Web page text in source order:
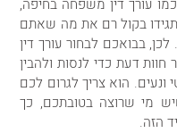
עורך דין משפחה בחיפה,
בקול רם את מה שאתם
בבואכם לבחור עורך דין
דעת כדי לנסות ולהבין
הוא צריך לגרום לכם
מי שרוצה בטובתכם, כך
הזה.